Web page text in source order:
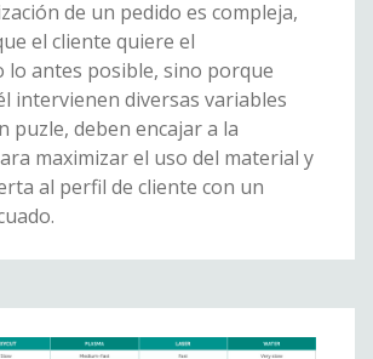
de un pedido es compleja,
el cliente quiere el
lo antes posible, sino porque
intervienen diversas variables
puzle, deben encajar a la
maximizar el uso del material y
al perfil de cliente con un